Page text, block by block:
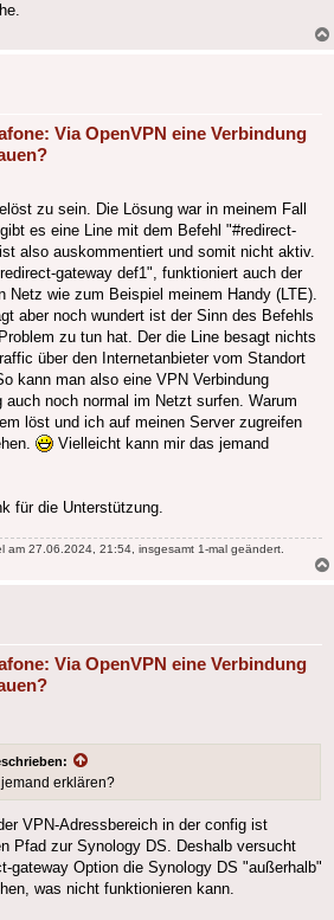
Via OpenVPN eine Verbindung
zu sein. Die Lösung war in meinem Fall
es eine Line mit dem Befehl "#redirect-
also auskommentiert und somit nicht aktiv.
gateway def1", funktioniert auch der
Netz wie zum Beispiel meinem Handy (LTE).
aber noch wundert ist der Sinn des Befehls
zu tun hat. Der die Line besagt nichts
über den Internetanbieter vom Standort
kann man also eine VPN Verbindung
noch normal im Netzt surfen. Warum
löst und ich auf meinen Server zugreifen
Vielleicht kann mir das jemand
für die Unterstützung.
am 27.06.2024, 21:54, insgesamt 1-mal geändert.
Via OpenVPN eine Verbindung
erklären?
VPN-Adressbereich in der config ist
Pfad zur Synology DS. Deshalb versucht
gateway Option die Synology DS "außerhalb"
was nicht funktionieren kann.